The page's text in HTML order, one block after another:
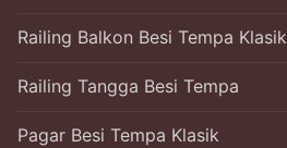
Railing Balkon Besi Tempa Klasik
Railing Tangga Besi Tempa
Pagar Besi Tempa Klasik